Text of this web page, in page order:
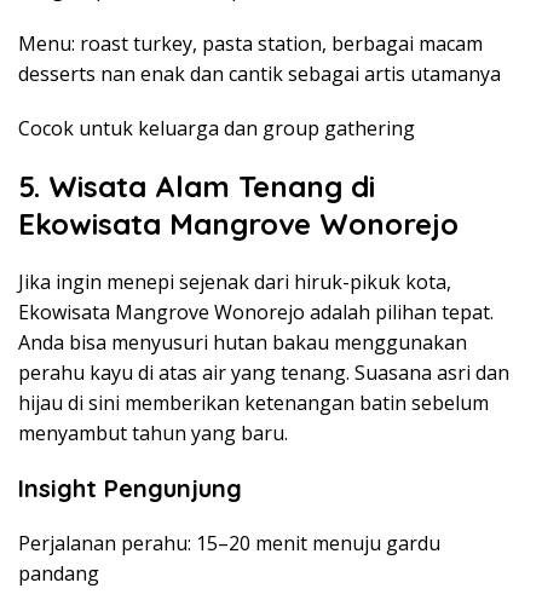
Menu: roast turkey, pasta station, berbagai macam
desserts nan enak dan cantik sebagai artis utamanya
Cocok untuk keluarga dan group gathering
5. Wisata Alam Tenang di
Ekowisata Mangrove Wonorejo
Jika ingin menepi sejenak dari hiruk-pikuk kota,
Ekowisata Mangrove Wonorejo adalah pilihan tepat.
Anda bisa menyusuri hutan bakau menggunakan
perahu kayu di atas air yang tenang. Suasana asri dan
hijau di sini memberikan ketenangan batin sebelum
menyambut tahun yang baru.
Insight Pengunjung
Perjalanan perahu: 15–20 menit menuju gardu
pandang